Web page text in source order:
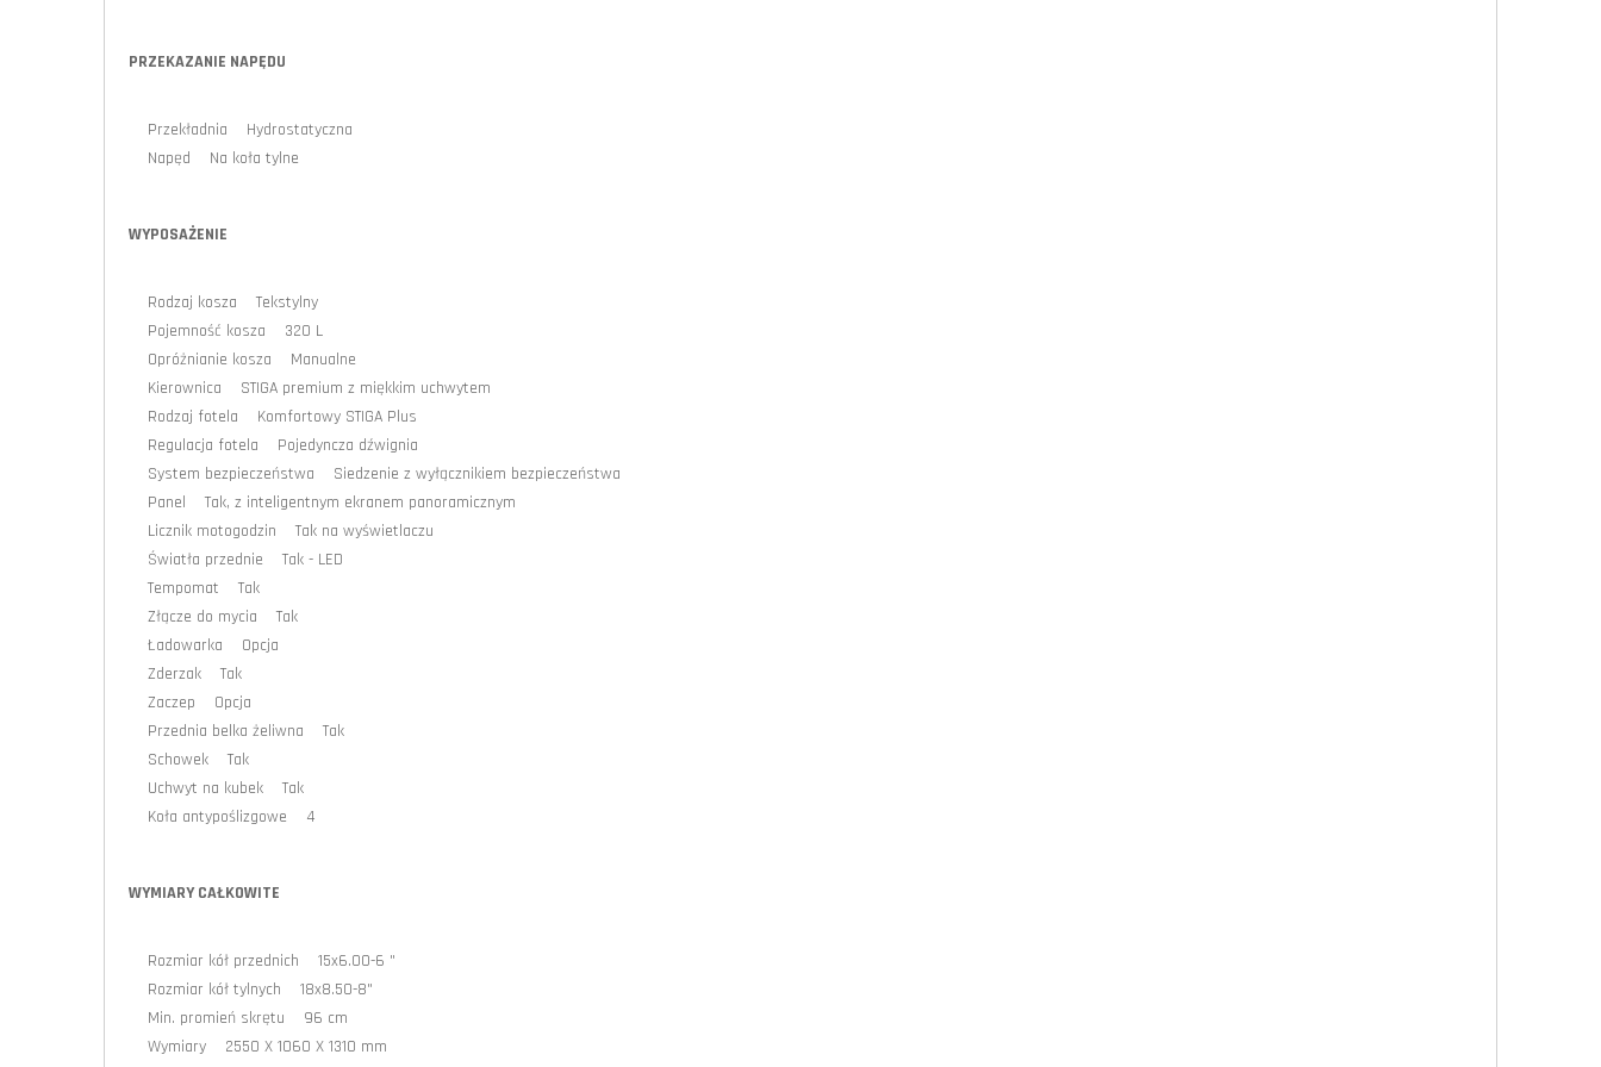
PRZEKAZANIE NAPĘDU
Przekładnia Hydrostatyczna
Napęd Na koła tylne
WYPOSAŻENIE
Rodzaj kosza Tekstylny
Pojemność kosza 320 L
Opróżnianie kosza Manualne
Kierownica STIGA premium z miękkim uchwytem
Rodzaj fotela Komfortowy STIGA Plus
Regulacja fotela Pojedyncza dźwignia
System bezpieczeństwa Siedzenie z wyłącznikiem bezpieczeństwa
Panel Tak, z inteligentnym ekranem panoramicznym
Licznik motogodzin Tak na wyświetlaczu
Światła przednie Tak - LED
Tempomat Tak
Złącze do mycia Tak
Ładowarka Opcja
Zderzak Tak
Zaczep Opcja
Przednia belka żeliwna Tak
Schowek Tak
Uchwyt na kubek Tak
Koła antypoślizgowe 4
WYMIARY CAŁKOWITE
Rozmiar kół przednich 15x6.00-6 "
Rozmiar kół tylnych 18x8.50-8"
Min. promień skrętu 96 cm
Wymiary 2550 X 1060 X 1310 mm